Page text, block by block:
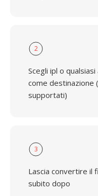
2
Scegli ipl o
come destinazione
supportati)
3
Lascia convertire il
subito dopo